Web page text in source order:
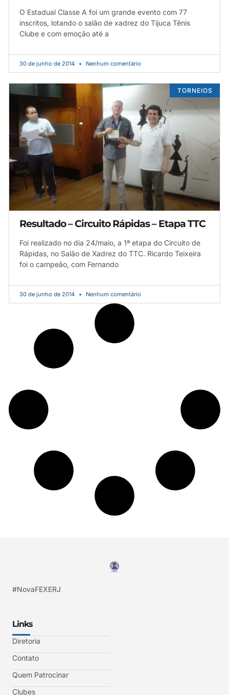
O Estadual Classe A foi um grande evento com 77
inscritos, lotando o salão de xadrez do Tijuca Tênis
Clube e com emoção até a
30 de junho de 2014 Nenhum comentário
TORNEIOS
Resultado – Circuito Rápidas – Etapa TTC
Foi realizado no dia 24/maio, a 1ª etapa do Circuito de
Rápidas, no Salão de Xadrez do TTC. Ricardo Teixeira
foi o campeão, com Fernando
30 de junho de 2014 Nenhum comentário
#NovaFEXERJ
Links
Diretoria
Contato
Quem Patrocinar
Clubes